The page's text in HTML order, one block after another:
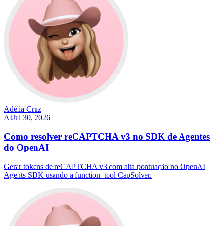
Adélia Cruz
AIJul 30, 2026
Como resolver reCAPTCHA v3 no SDK de Agentes
do OpenAI
Gerar tokens de reCAPTCHA v3 com alta pontuação no OpenAI
Agents SDK usando a function_tool CapSolver.